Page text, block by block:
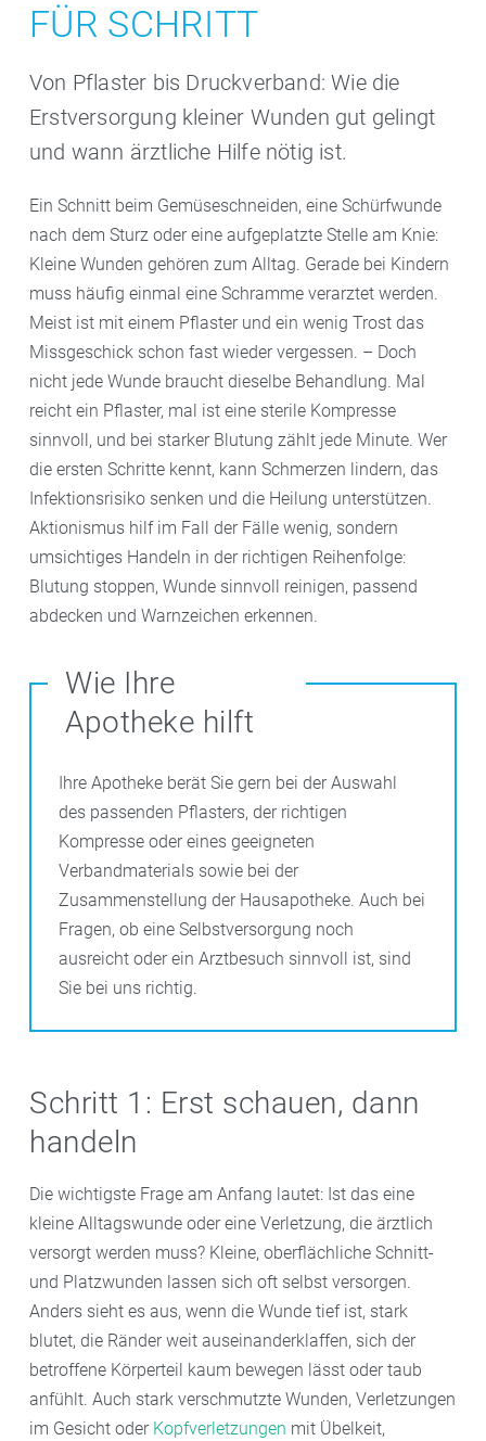
FÜR SCHRITT
Von Pflaster bis Druckverband: Wie die
Erstversorgung kleiner Wunden gut gelingt
und wann ärztliche Hilfe nötig ist.
Ein Schnitt beim Gemüseschneiden, eine Schürfwunde
nach dem Sturz oder eine aufgeplatzte Stelle am Knie:
Kleine Wunden gehören zum Alltag. Gerade bei Kindern
muss häufig einmal eine Schramme verarztet werden.
Meist ist mit einem Pflaster und ein wenig Trost das
Missgeschick schon fast wieder vergessen. – Doch
nicht jede Wunde braucht dieselbe Behandlung. Mal
reicht ein Pflaster, mal ist eine sterile Kompresse
sinnvoll, und bei starker Blutung zählt jede Minute. Wer
die ersten Schritte kennt, kann Schmerzen lindern, das
Infektionsrisiko senken und die Heilung unterstützen.
Aktionismus hilf im Fall der Fälle wenig, sondern
umsichtiges Handeln in der richtigen Reihenfolge:
Blutung stoppen, Wunde sinnvoll reinigen, passend
abdecken und Warnzeichen erkennen.
Wie Ihre
Apotheke hilft
Ihre Apotheke berät Sie gern bei der Auswahl
des passenden Pflasters, der richtigen
Kompresse oder eines geeigneten
Verbandmaterials sowie bei der
Zusammenstellung der Hausapotheke. Auch bei
Fragen, ob eine Selbstversorgung noch
ausreicht oder ein Arztbesuch sinnvoll ist, sind
Sie bei uns richtig.
Schritt 1: Erst schauen, dann
handeln
Die wichtigste Frage am Anfang lautet: Ist das eine
kleine Alltagswunde oder eine Verletzung, die ärztlich
versorgt werden muss? Kleine, oberflächliche Schnitt-
und Platzwunden lassen sich oft selbst versorgen.
Anders sieht es aus, wenn die Wunde tief ist, stark
blutet, die Ränder weit auseinanderklaffen, sich der
betroffene Körperteil kaum bewegen lässt oder taub
anfühlt. Auch stark verschmutzte Wunden, Verletzungen
im Gesicht oder Kopfverletzungen mit Übelkeit,